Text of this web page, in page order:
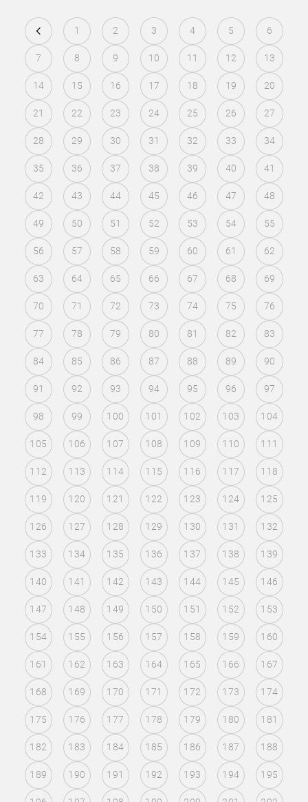
1 2 3 4 5 6
7 8 9 10 11 12 13
14 15 16 17 18 19 20
21 22 23 24 25 26 27
28 29 30 31 32 33 34
35 36 37 38 39 40 41
42 43 44 45 46 47 48
49 50 51 52 53 54 55
56 57 58 59 60 61 62
63 64 65 66 67 68 69
70 71 72 73 74 75 76
77 78 79 80 81 82 83
84 85 86 87 88 89 90
91 92 93 94 95 96 97
98 99 100 101 102 103 104
105 106 107 108 109 110 111
112 113 114 115 116 117 118
119 120 121 122 123 124 125
126 127 128 129 130 131 132
133 134 135 136 137 138 139
140 141 142 143 144 145 146
147 148 149 150 151 152 153
154 155 156 157 158 159 160
161 162 163 164 165 166 167
168 169 170 171 172 173 174
175 176 177 178 179 180 181
182 183 184 185 186 187 188
189 190 191 192 193 194 195